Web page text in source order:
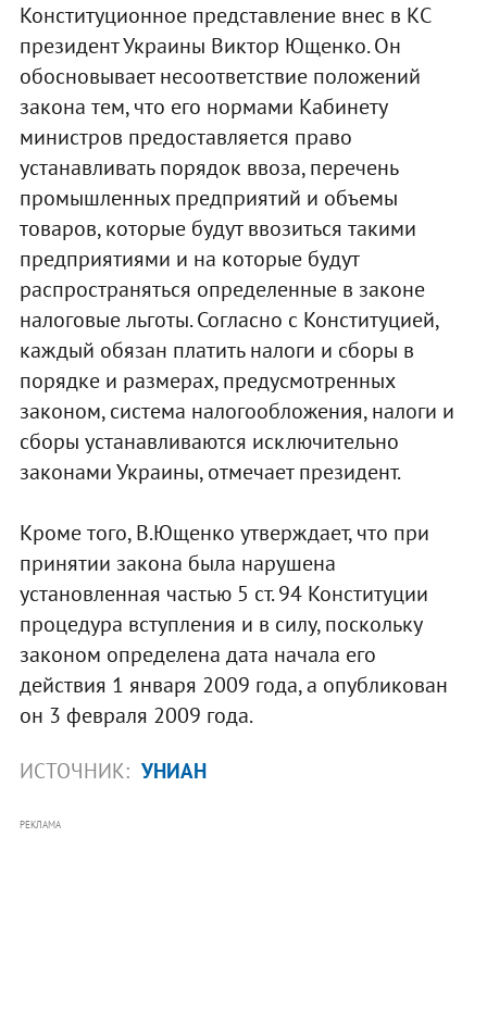
Конституционное представление внес в КС
президент Украины Виктор Ющенко. Он
обосновывает несоответствие положений
закона тем, что его нормами Кабинету
министров предоставляется право
устанавливать порядок ввоза, перечень
промышленных предприятий и объемы
товаров, которые будут ввозиться такими
предприятиями и на которые будут
распространяться определенные в законе
налоговые льготы. Согласно с Конституцией,
каждый обязан платить налоги и сборы в
порядке и размерах, предусмотренных
законом, система налогообложения, налоги и
сборы устанавливаются исключительно
законами Украины, отмечает президент.
Кроме того, В.Ющенко утверждает, что при
принятии закона была нарушена
установленная частью 5 ст. 94 Конституции
процедура вступления и в силу, поскольку
законом определена дата начала его
действия 1 января 2009 года, а опубликован
он 3 февраля 2009 года.
ИСТОЧНИК: УНИАН
РЕКЛАМА